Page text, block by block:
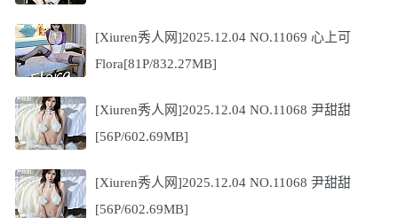
[Xiuren秀人网]2025.12.04 NO.11069 心上可
Flora[81P/832.27MB]
[Xiuren秀人网]2025.12.04 NO.11068 尹甜甜
[56P/602.69MB]
[Xiuren秀人网]2025.12.04 NO.11068 尹甜甜
[56P/602.69MB]